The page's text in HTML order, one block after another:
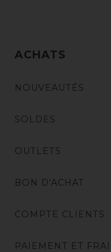
ACHATS
NOUVEAUTÉS
SOLDES
OUTLETS
BON D'ACHAT
COMPTE CLIENTS
PAIEMENT ET